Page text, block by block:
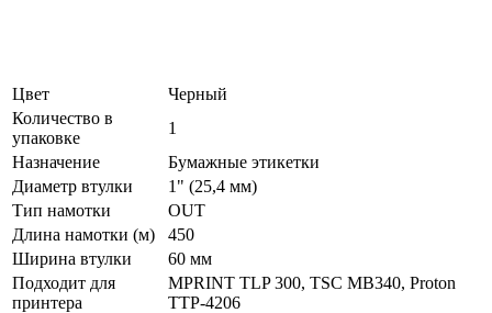
Цвет
Черный
Количество в
упаковке
1
Назначение
Бумажные этикетки
Диаметр втулки
1" (25,4 мм)
Тип намотки
OUT
Длина намотки (м)
450
Ширина втулки
60 мм
Подходит для
принтера
MPRINT TLP 300, TSC MB340, Proton
TTP-4206